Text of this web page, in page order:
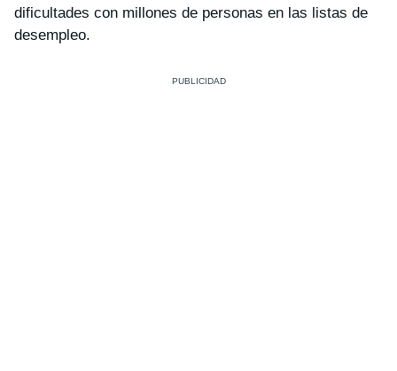
dificultades con millones de personas en las listas de
desempleo.